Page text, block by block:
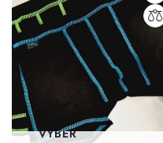
VÝBĚR